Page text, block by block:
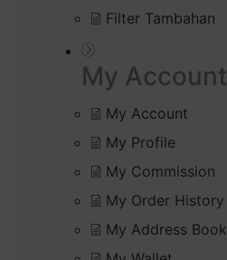
Filter Tambahan
My Account
My Account
My Profile
My Commission
My Order History
My Address Book